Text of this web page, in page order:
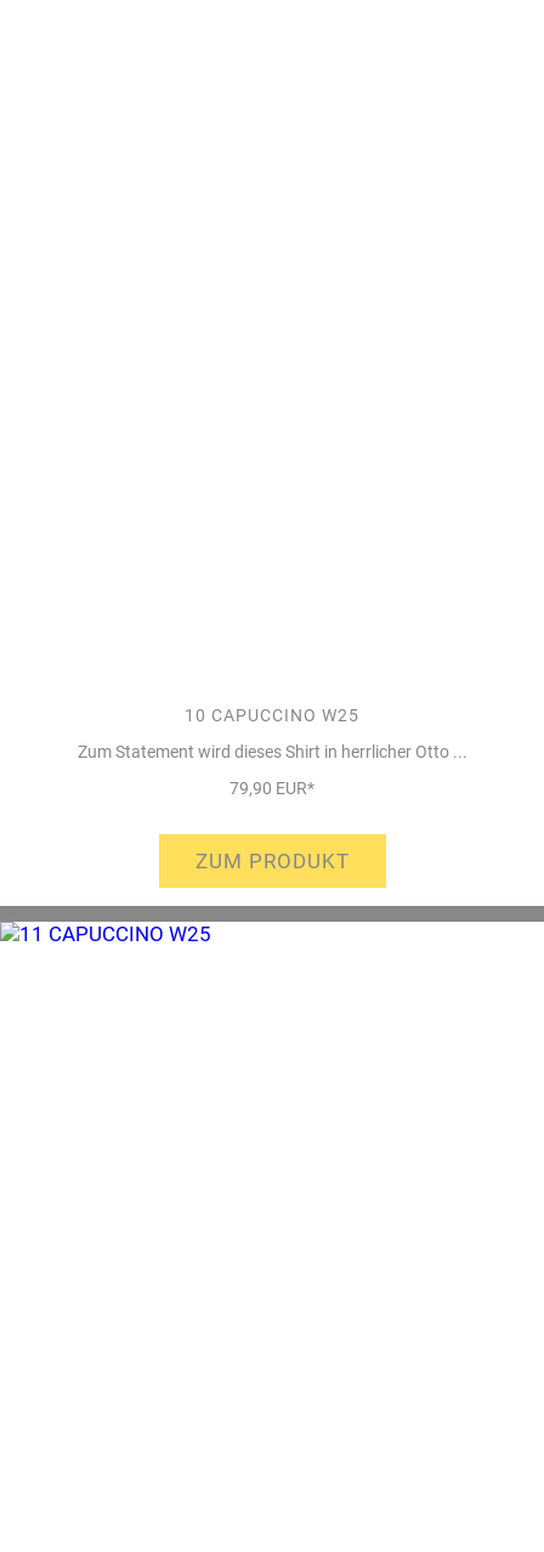
10 CAPUCCINO W25
Zum Statement wird dieses Shirt in herrlicher Otto ...
79,90 EUR*
ZUM PRODUKT